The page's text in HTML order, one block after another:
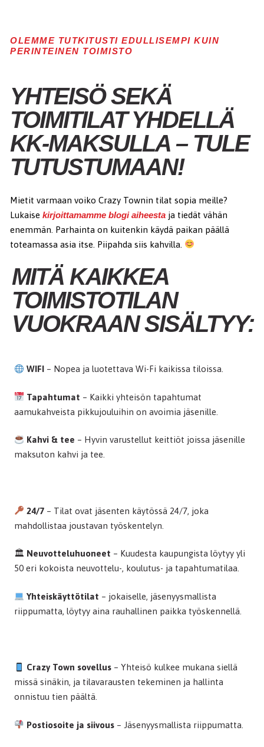
OLEMME TUTKITUSTI EDULLISEMPI KUIN
PERINTEINEN TOIMISTO
YHTEISÖ SEKÄ
TOIMITILAT YHDELLÄ
KK-MAKSULLA – TULE
TUTUSTUMAAN!
Mietit varmaan voiko Crazy Townin tilat sopia meille?
Lukaise kirjoittamamme blogi aiheesta ja tiedät vähän
enemmän. Parhainta on kuitenkin käydä paikan päällä
toteamassa asia itse. Piipahda siis kahvilla.
MITÄ KAIKKEA
TOIMISTOTILAN
VUOKRAAN SISÄLTYY:
WIFI – Nopea ja luotettava Wi-Fi kaikissa tiloissa.
Tapahtumat – Kaikki yhteisön tapahtumat
aamukahveista pikkujouluihin on avoimia jäsenille.
Kahvi & tee – Hyvin varustellut keittiöt joissa jäsenille
maksuton kahvi ja tee.
24/7 – Tilat ovat jäsenten käytössä 24/7, joka
mahdollistaa joustavan työskentelyn.
🏛 Neuvotteluhuoneet – Kuudesta kaupungista löytyy yli
50 eri kokoista neuvottelu-, koulutus- ja tapahtumatilaa.
Yhteiskäyttötilat – jokaiselle, jäsenyysmallista
riippumatta, löytyy aina rauhallinen paikka työskennellä.
Crazy Town sovellus – Yhteisö kulkee mukana siellä
missä sinäkin, ja tilavarausten tekeminen ja hallinta
onnistuu tien päältä.
Postiosoite ja siivous – Jäsenyysmallista riippumatta.